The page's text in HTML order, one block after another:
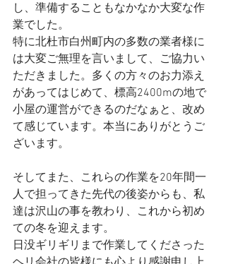
し、準備することもなかなか大変な作
業でした。
特に北杜市白州町内の多数の業者様に
は大変ご無理を言いまして、ご協力い
ただきました。多くの方々のお力添え
があってはじめて、標高2400mの地で
小屋の運営ができるのだなぁと、改め
て感じています。本当にありがとうご
ざいます。
そしてまた、これらの作業を20年間一
人で担ってきた先代の後姿からも、私
達は沢山の事を教わり、これから初め
ての冬を迎えます。
日没ギリギリまで作業してくださった